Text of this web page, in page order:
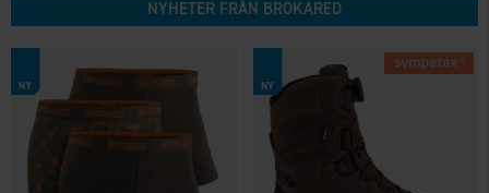
NYHETER FRÅN BROKARED